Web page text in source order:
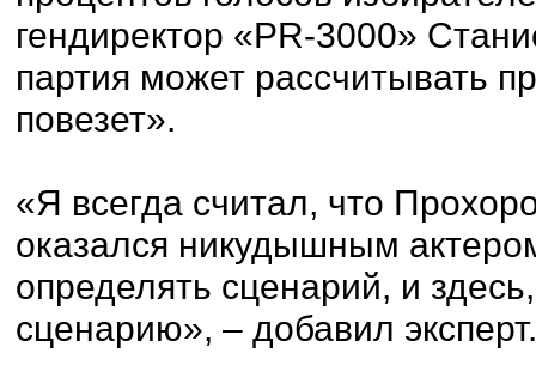
гендиректор «PR-3000»
партия может рассчитывать
повезет».
«Я всегда считал, что
оказался никудышным
определять сценарий, и
сценарию», – добавил эксперт.